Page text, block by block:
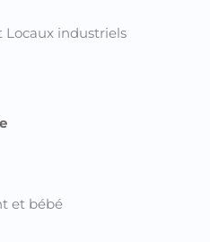
Locaux industriels
et bébé